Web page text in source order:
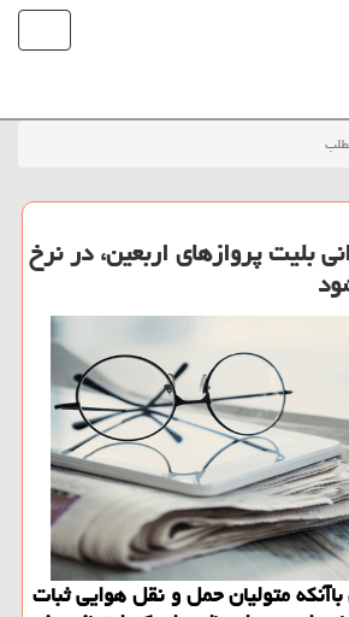
بلیت پروازهای اربعین، در نرخ
متولیان حمل و نقل هوایی ثبات